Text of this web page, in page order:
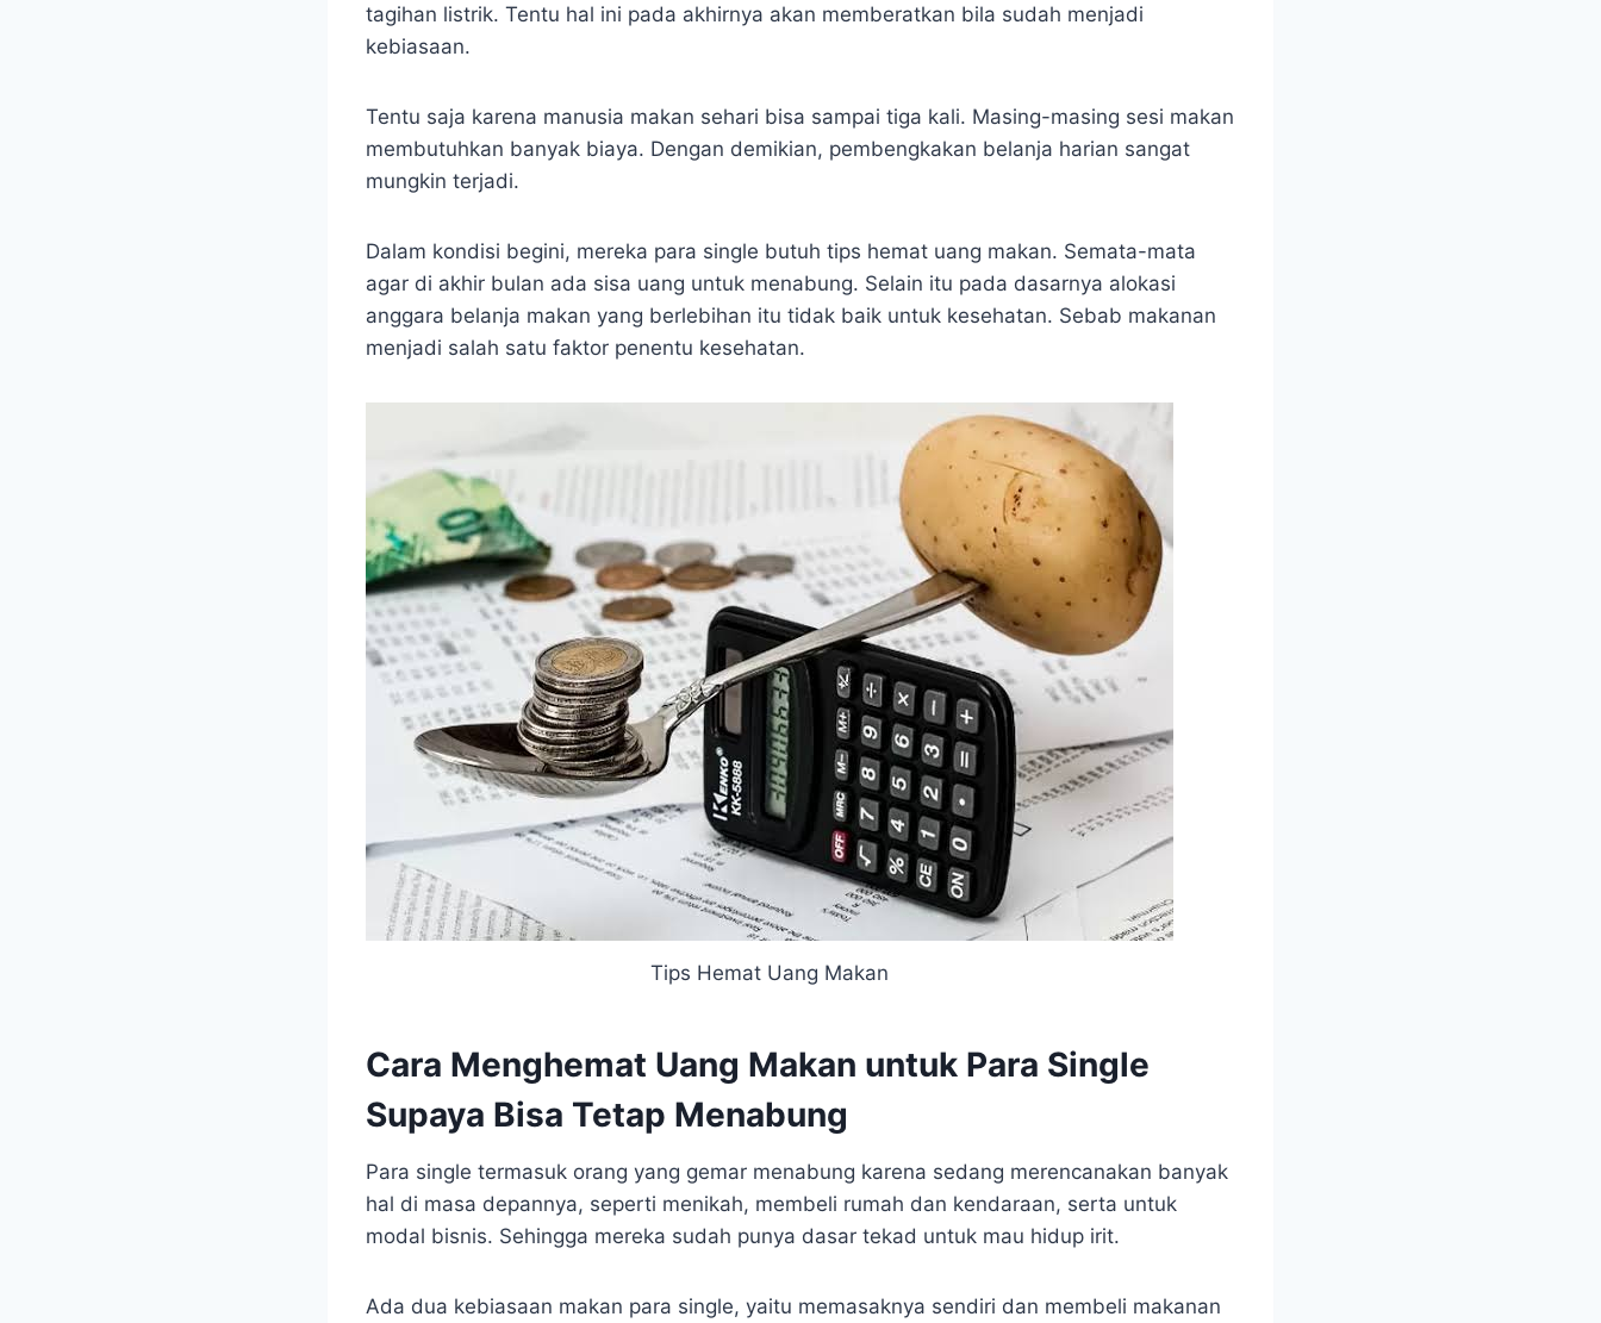
tagihan listrik. Tentu hal ini pada akhirnya akan memberatkan bila sudah menjadi
kebiasaan.
Tentu saja karena manusia makan sehari bisa sampai tiga kali. Masing-masing sesi makan
membutuhkan banyak biaya. Dengan demikian, pembengkakan belanja harian sangat
mungkin terjadi.
Dalam kondisi begini, mereka para single butuh tips hemat uang makan. Semata-mata
agar di akhir bulan ada sisa uang untuk menabung. Selain itu pada dasarnya alokasi
anggara belanja makan yang berlebihan itu tidak baik untuk kesehatan. Sebab makanan
menjadi salah satu faktor penentu kesehatan.
Tips Hemat Uang Makan
Cara Menghemat Uang Makan untuk Para Single
Supaya Bisa Tetap Menabung
Para single termasuk orang yang gemar menabung karena sedang merencanakan banyak
hal di masa depannya, seperti menikah, membeli rumah dan kendaraan, serta untuk
modal bisnis. Sehingga mereka sudah punya dasar tekad untuk mau hidup irit.
Ada dua kebiasaan makan para single, yaitu memasaknya sendiri dan membeli makanan